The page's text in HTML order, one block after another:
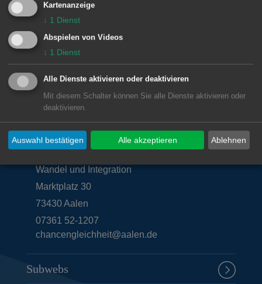
Amt für Chancengleichheit,
demografischen Wandel und
Integration
Unsere Anschrift
Wandel und Integration
Marktplatz 30
73430Aalen
07361 52-1207
chancengleichheit@aalen.de
Subwebs
Kartenanzeige
↓ 1 Dienst
Abspielen von Videos
↓ 1 Dienst
Alle Dienste aktivieren oder deaktivieren
Mit diesem Schalter können Sie alle Dienste aktivieren oder
deaktivieren.
Ablehnen
Auswahl bestätigen Alle akzeptieren